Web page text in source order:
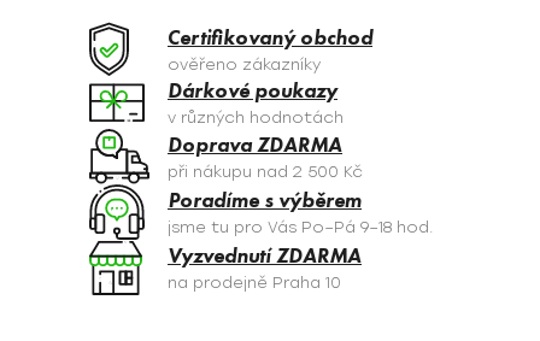
c
í
p
r
v
k
y
v
ý
p
Certifikovaný obchod
ověřeno zákazníky
Dárkové poukazy
v různých hodnotách
Doprava ZDARMA
při nákupu nad 2 500 Kč
Poradíme s výběrem
jsme tu pro Vás Po–Pá 9–18 hod.
Vyzvednutí ZDARMA
na prodejně Praha 10